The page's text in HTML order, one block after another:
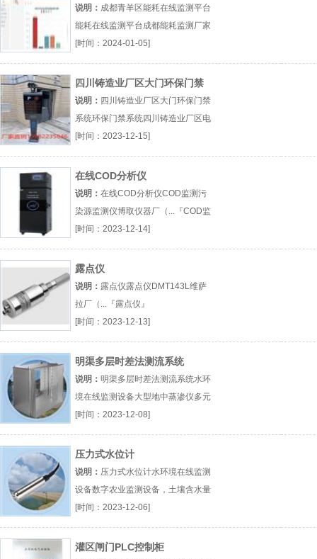
说明： 成都青羊区能耗在线监测平台
能耗在线监测平台成都能耗监测厂家
四川能耗在线监测平台厂（...『能耗
在线监测平台』
[时间：2024-01-05]
四川铸造业厂区大门环保门禁
系统
说明： 四川铸造业厂区大门环保门禁
系统环保门禁系统四川铸造业厂区电
子台账系统厂（...『环保门禁系统』
[时间：2023-12-15]
在线COD分析仪
说明： 在线COD分析仪COD监测污
染源监测仪博取仪器厂（...『COD监
测』
[时间：2023-12-14]
露点仪
说明： 露点仪露点仪DMT143L维萨
拉厂（...『露点仪』
[时间：2023-12-13]
明渠多层时差法测流系统
说明： 明渠多层时差法测流系统水环
境在线监测设备大型地中蒸渗仪多元
化水质自动监测站厂（...『水环境在
线监测设备』
[时间：2023-12-08]
压力式水位计
说明： 压力式水位计水环境在线监测
设备数字农业监测设备，土壤含水量
监测厂（...『水环境在线监测设备』
[时间：2023-12-06]
灌区闸门PLC控制柜